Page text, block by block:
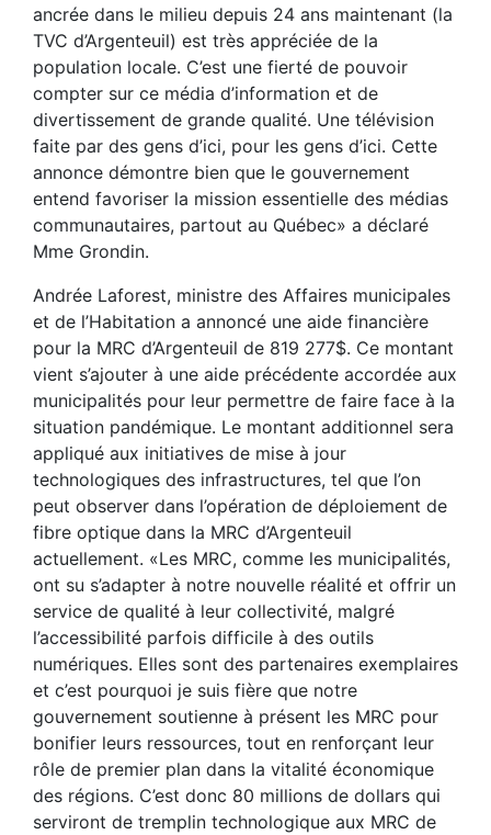
ancrée dans le milieu depuis 24 ans maintenant (la
TVC d’Argenteuil) est très appréciée de la
population locale. C’est une fierté de pouvoir
compter sur ce média d’information et de
divertissement de grande qualité. Une télévision
faite par des gens d’ici, pour les gens d’ici. Cette
annonce démontre bien que le gouvernement
entend favoriser la mission essentielle des médias
communautaires, partout au Québec» a déclaré
Mme Grondin.
Andrée Laforest, ministre des Affaires municipales
et de l’Habitation a annoncé une aide financière
pour la MRC d’Argenteuil de 819 277$. Ce montant
vient s’ajouter à une aide précédente accordée aux
municipalités pour leur permettre de faire face à la
situation pandémique. Le montant additionnel sera
appliqué aux initiatives de mise à jour
technologiques des infrastructures, tel que l’on
peut observer dans l’opération de déploiement de
fibre optique dans la MRC d’Argenteuil
actuellement. «Les MRC, comme les municipalités,
ont su s’adapter à notre nouvelle réalité et offrir un
service de qualité à leur collectivité, malgré
l’accessibilité parfois difficile à des outils
numériques. Elles sont des partenaires exemplaires
et c’est pourquoi je suis fière que notre
gouvernement soutienne à présent les MRC pour
bonifier leurs ressources, tout en renforçant leur
rôle de premier plan dans la vitalité économique
des régions. C’est donc 80 millions de dollars qui
serviront de tremplin technologique aux MRC de